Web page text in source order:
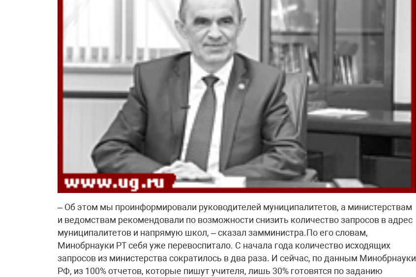
– Об этом мы проинформировали руководителей муниципалитетов, а министерствам
и ведомствам рекомендовали по возможности снизить количество запросов в адрес
муниципалитетов и напрямую школ, – сказал замминистра.По его словам,
Минобрнауки РТ себя уже перевоспитало. С начала года количество исходящих
запросов из министерства сократилось в два раза. И сейчас, по данным Минобрнауки
РФ, из 100% отчетов, которые пишут учителя, лишь 30% готовятся по заданию